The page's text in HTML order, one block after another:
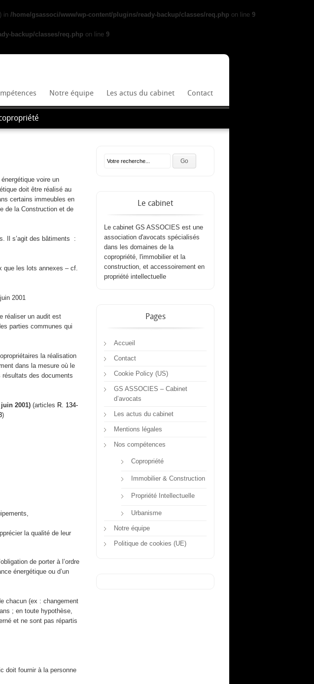
in /home/gsassoci/www/wp-content/plugins/ready-backup/classes/req.php on line 9
backup/classes/req.php on line 9
Notre équipe Les actus du cabinet Contact
voire un
doit être réalisé au
certains immeubles en
de la Construction et de
Il s’agit des bâtiments :
que les lots annexes – cf.
2001
réaliser un audit est
parties communes qui
la réalisation
dans la mesure où le
résultats des documents
2001) (articles R. 134-
)
la qualité de leur
de porter à l’ordre
énergétique ou d’un
chacun (ex : changement
; en toute hypothèse,
et ne sont pas répartis
doit fournir à la personne
Le cabinet
Le cabinet GS ASSOCIES est une
association d'avocats spécialisés
dans les domaines de la
copropriété, l'immobilier et la
construction, et accessoirement en
propriété intellectuelle
Pages
Accueil
Contact
Cookie Policy (US)
GS ASSOCIES – Cabinet
d’avocats
Les actus du cabinet
Mentions légales
Nos compétences
Copropriété
Immobilier & Construction
Propriété Intellectuelle
Urbanisme
Notre équipe
Politique de cookies (UE)